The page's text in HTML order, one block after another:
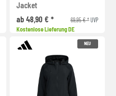
Jacket
ab 48,90 € *
69,95 € *UVP
Kostenlose Lieferung DE
NEU